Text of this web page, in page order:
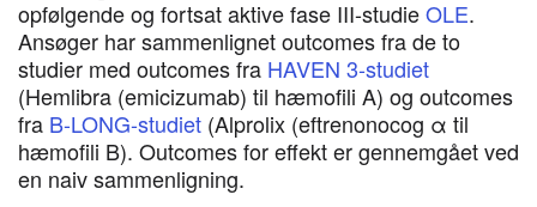
opfølgende og fortsat aktive fase III-studieOLE.
Ansøger har sammenlignet outcomes fra de to
studier med outcomes fra HAVEN 3-studiet
(Hemlibra (emicizumab) til hæmofili A) og outcomes
fra B-LONG-studiet (Alprolix (eftrenonocog α til
hæmofili B). Outcomes for effekt er gennemgået ved
en naiv sammenligning.